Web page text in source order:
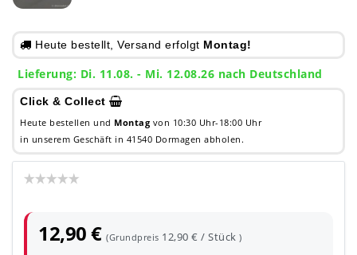
Heute bestellt, Versand erfolgt Montag!
Lieferung: Di. 11.08. - Mi. 12.08.26 nach Deutschland
Click & Collect
Heute bestellen und Montag von 10:30 Uhr-18:00 Uhr
in unserem Geschäft in 41540 Dormagen abholen.
12,90 €(Grundpreis 12,90 € / Stück)